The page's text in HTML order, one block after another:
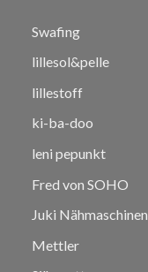
Swafing
lillesol&pelle
lillestoff
ki-ba-doo
leni pepunkt
Fred von SOHO
Juki Nähmaschinen
Mettler